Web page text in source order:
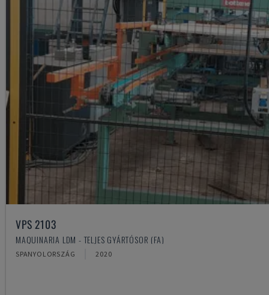
VPS 2103
MAQUINARIA LDM - TELJES GYÁRTÓSOR (FA)
SPANYOLORSZÁG 2020